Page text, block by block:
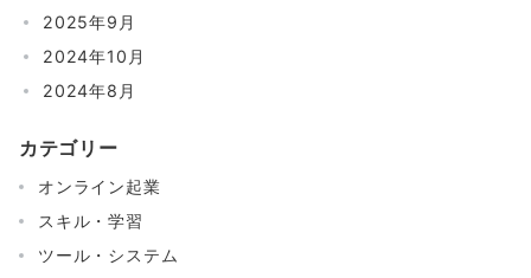
2025年9月
2024年10月
2024年8月
カテゴリー
オンライン起業
スキル・学習
ツール・システム